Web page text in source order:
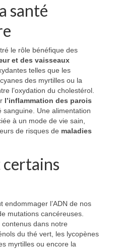
santé
le rôle bénéfique des
et des vaisseaux
telles que les
des myrtilles ou la
l’oxydation du cholestérol.
l’inflammation des parois
sanguine. Une alimentation
à un mode de vie sain,
de risques de maladies
endommager l’ADN de nos
mutations cancéreuses.
dans notre
du thé vert, les lycopènes
myrtilles ou encore la